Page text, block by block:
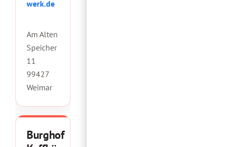
werk.de
Am Alten
Speicher
11
99427
Weimar
Burghof